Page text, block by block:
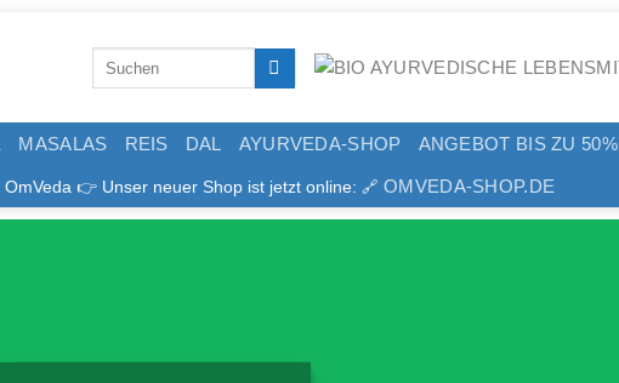
MASALAS REIS DAL AYURVEDA-SHOP ANGEBOT BIS ZU 50%
👉 Unser neuer Shop ist jetzt online: 🔗 OMVEDA-SHOP.DE